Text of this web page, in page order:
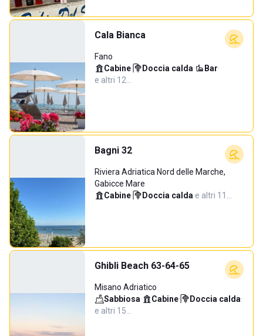
Cala Bianca
Fano
Cabine· Doccia calda· Bar·
e altri 12…
Bagni 32
Riviera Adriatica Nord delle Marche,
Gabicce Mare
Cabine· Doccia calda·e altri 11…
Ghibli Beach 63-64-65
Misano Adriatico
Sabbiosa· Cabine· Doccia calda·
e altri 15…